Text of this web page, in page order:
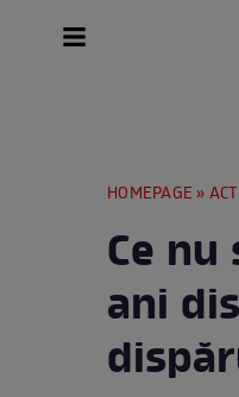
HOMEPAGE »
Ce
ani